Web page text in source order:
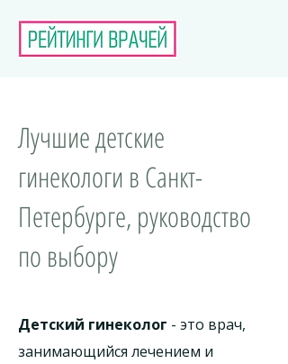
Лучшие детские
гинекологи в Санкт-
Петербурге, руководство
по выбору
Детский гинеколог - это врач,
занимающийся лечением и